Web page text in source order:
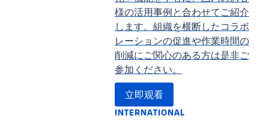
様の活用事例と合わせてご紹介
します。組織を横断したコラボ
レーションの促進や作業時間の
削減にご関心のある方は是非ご
参加ください。
立即观看
INTERNATIONAL